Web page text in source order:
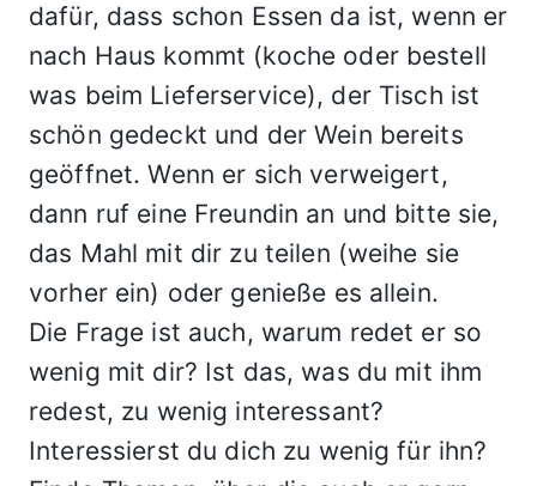
dafür, dass schon Essen da ist, wenn er
nach Haus kommt (koche oder bestell
was beim Lieferservice), der Tisch ist
schön gedeckt und der Wein bereits
geöffnet. Wenn er sich verweigert,
dann ruf eine Freundin an und bitte sie,
das Mahl mit dir zu teilen (weihe sie
vorher ein) oder genieße es allein.
Die Frage ist auch, warum redet er so
wenig mit dir? Ist das, was du mit ihm
redest, zu wenig interessant?
Interessierst du dich zu wenig für ihn?